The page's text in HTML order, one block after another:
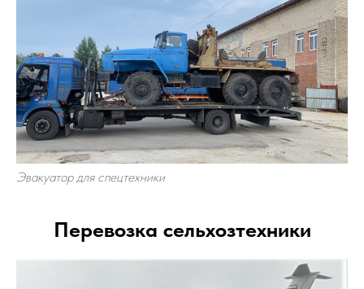
Эвакуатор для спецтехники
Перевозка сельхозтехники